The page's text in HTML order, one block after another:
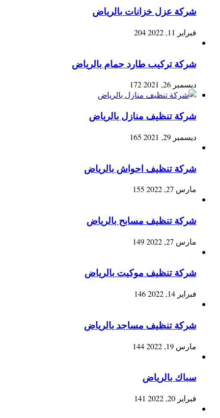
شركة عزل خزانات بالرياض
فبراير 11, 2022 204
شركة تركيب طارد حمام بالرياض
ديسمبر 26, 2021 172
شركة تنظيف منازل بالرياض
ديسمبر 29, 2021 165
شركة تنظيف احواش بالرياض
مارس 27, 2022 155
شركة تنظيف مسابح بالرياض
مارس 27, 2022 149
شركة تنظيف موكيت بالرياض
فبراير 14, 2022 146
شركة تنظيف مساجد بالرياض
مارس 19, 2022 144
سباك بالرياض
فبراير 20, 2022 141